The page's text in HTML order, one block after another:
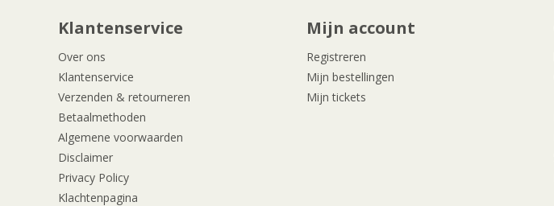
Klantenservice
Over ons
Klantenservice
Verzenden & retourneren
Betaalmethoden
Algemene voorwaarden
Disclaimer
Privacy Policy
Klachtenpagina
Mijn account
Registreren
Mijn bestellingen
Mijn tickets